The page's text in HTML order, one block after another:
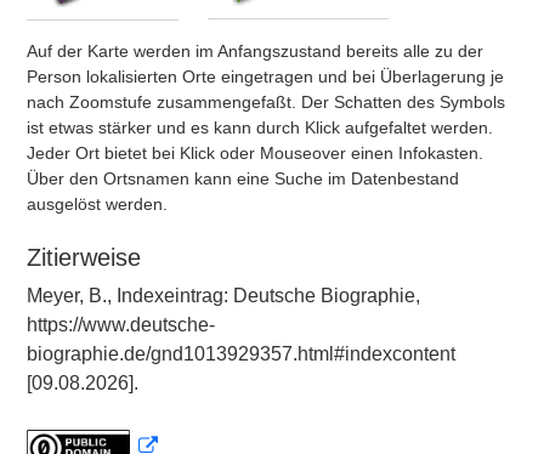
Auf der Karte werden im Anfangszustand bereits alle zu der
Person lokalisierten Orte eingetragen und bei Überlagerung je
nach Zoomstufe zusammengefaßt. Der Schatten des Symbols
ist etwas stärker und es kann durch Klick aufgefaltet werden.
Jeder Ort bietet bei Klick oder Mouseover einen Infokasten.
Über den Ortsnamen kann eine Suche im Datenbestand
ausgelöst werden.
Zitierweise
Meyer, B., Indexeintrag: Deutsche Biographie,
https://www.deutsche-
biographie.de/gnd1013929357.html#indexcontent
[09.08.2026].